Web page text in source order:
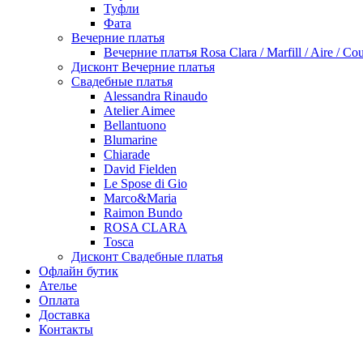
Туфли
Фата
Вечерние платья
Вечерние платья Rosa Clara / Marfill / Aire /
Дисконт Вечерние платья
Свадебные платья
Alessandra Rinaudo
Atelier Aimee
Bellantuono
Blumarine
Chiarade
David Fielden
Le Spose di Gio
Marco&Maria
Raimon Bundo
ROSA CLARA
Tosca
Дисконт Свадебные платья
Офлайн бутик
Ателье
Оплата
Доставка
Контакты